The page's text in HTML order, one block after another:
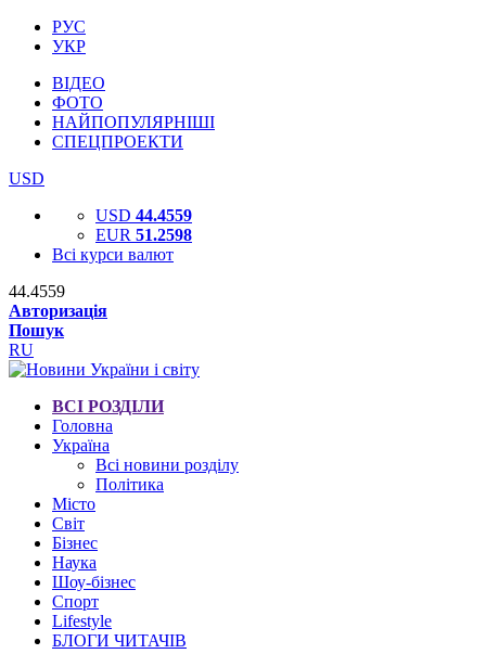
РУС
УКР
ВІДЕО
ФОТО
НАЙПОПУЛЯРНІШІ
СПЕЦПРОЕКТИ
USD
USD 44.4559
EUR 51.2598
Всі курси валют
44.4559
Авторизація
Пошук
RU
ВСІ РОЗДІЛИ
Головна
Україна
Всі новини розділу
Політика
Місто
Світ
Бізнес
Наука
Шоу-бізнес
Спорт
Lifestyle
БЛОГИ ЧИТАЧІВ